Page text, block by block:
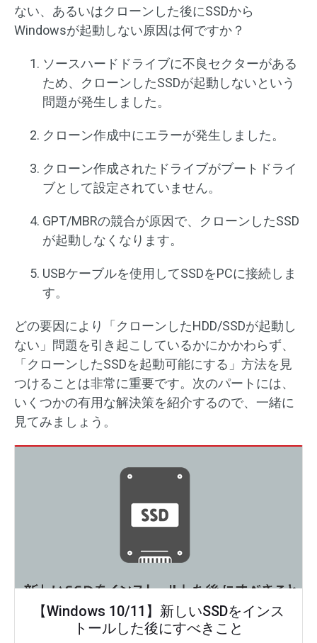
ない、あるいはクローンした後にSSDから
Windowsが起動しない原因は何ですか？
ソースハードドライブに不良セクターがある
ため、クローンしたSSDが起動しないという
問題が発生しました。
クローン作成中にエラーが発生しました。
クローン作成されたドライブがブートドライ
ブとして設定されていません。
GPT/MBRの競合が原因で、クローンしたSSD
が起動しなくなります。
USBケーブルを使用してSSDをPCに接続しま
す。
どの要因により「クローンしたHDD/SSDが起動し
ない」問題を引き起こしているかにかかわらず、
「クローンしたSSDを起動可能にする」方法を見
つけることは非常に重要です。次のパートには、
いくつかの有用な解決策を紹介するので、一緒に
見てみましょう。
【Windows 10/11】新しいSSDをインス
トールした後にすべきこと